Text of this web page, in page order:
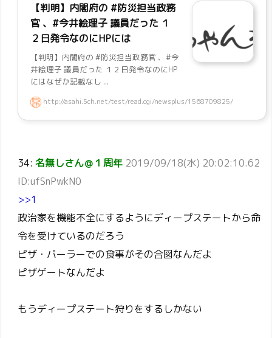
【判明】内閣府の #防災担当政務
官 、#今井絵理子 議員だった １
２日発令なのにHPには
【判明】内閣府の #防災担当政務官 、#今
井絵理子 議員だった １２日発令なのにHP
にはなぜか記載なし ...
http://asahi.5ch.net/test/read.cgi/newsplus/1568709825/
34: 名無しさん＠１周年 2019/09/18(水) 20:02:10.62
ID:ufSnPwkN0
>>1
政治家を機能不全にするようにディープステートから命
令を受けているのだろう
ピザ・パーラーでの食事がその合図なんだよ
ピザゲートなんだよ
もうディープステート狩りをするしかない